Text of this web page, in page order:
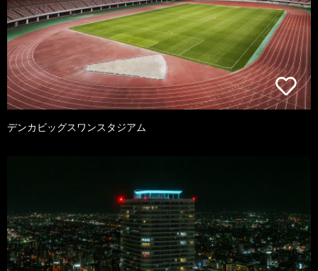
デンカビッグスワンスタジアム